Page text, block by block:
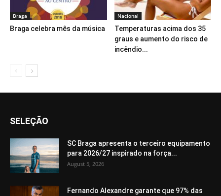
Braga
Braga celebra mês da música
Nacional
Temperaturas acima dos 35
graus e aumento do risco de
incêndio...
SELEÇÃO
SC Braga apresenta o terceiro equipamento
para 2026/27 inspirado na força...
August 5, 2026
Fernando Alexandre garante que 97% das